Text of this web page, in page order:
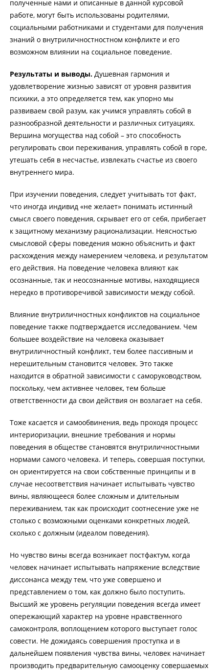
полученные нами и описанные в данной курсовой
работе, могут быть использованы родителями,
социальными работниками и студентами для получения
знаний о внутриличностностном конфликте и его
возможном влиянии на социальное поведение.
Результаты и выводы. Душевная гармония и
удовлетворение жизнью зависят от уровня развития
психики, а это определяется тем, как упорно мы
развиваем свой разум, как учимся управлять собой в
разнообразной деятельности и различных ситуациях.
Вершина могущества над собой – это способность
регулировать свои переживания, управлять собой в горе,
утешать себя в несчастье, извлекать счастье из своего
внутреннего мира.
При изучении поведения, следует учитывать тот факт,
что иногда индивид «не желает» понимать истинный
смысл своего поведения, скрывает его от себя, прибегает
к защитному механизму рационализации. Неясностью
смысловой сферы поведения можно объяснить и факт
расхождения между намерением человека, и результатом
его действия. На поведение человека влияют как
осознанные, так и неосознанные мотивы, находящиеся
нередко в противоречивой зависимости между собой.
Влияние внутриличностных конфликтов на социальное
поведение также подтверждается исследованием. Чем
большее воздействие на человека оказывает
внутриличностный конфликт, тем более пассивным и
нерешительным становится человек. Это также
находится в обратной зависимости с саморуководством,
поскольку, чем активнее человек, тем больше
ответственности да свои действия он возлагает на себя.
Тоже касается и самообвинения, ведь проходя процесс
интериоризации, внешние требования и нормы
поведения в обществе становятся внутриличностными
нормами самого человека. И теперь, совершая поступки,
он ориентируется на свои собственные принципы и в
случае несоответствия начинает испытывать чувство
вины, являющееся более сложным и длительным
переживанием, так как происходит соотнесение уже не
столько с возможными оценками конкретных людей,
сколько с должным (идеалом поведения).
Но чувство вины всегда возникает постфактум, когда
человек начинает испытывать напряжение вследствие
диссонанса между тем, что уже совершено и
представлением о том, как должно было поступить.
Высший же уровень регуляции поведения всегда имеет
опережающий характер на уровне нравственного
самоконтроля, воплощением которого выступает голос
совести. Не дожидаясь совершения проступка и в
дальнейшем появления чувства вины, человек начинает
производить предварительную самооценку совершаемых